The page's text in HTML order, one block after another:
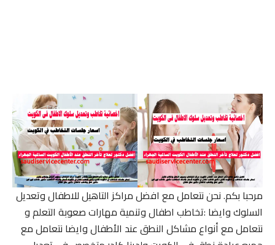
مرحبا بكم. نحن نتعامل مع افضل مراكز التاهيل للاطفال وتعديل
السلوك وايضا :تخاطب اطفال وتنمية مهارات صعوبة التعلم و
نتعامل مع أنواع مشاكل النطق عند الأطفال وايضا نتعامل مع